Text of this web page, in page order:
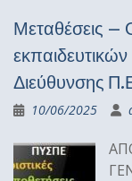
Μεταθέσεις –
εκπαιδευτικών
Διεύθυνσης
10/06/2025